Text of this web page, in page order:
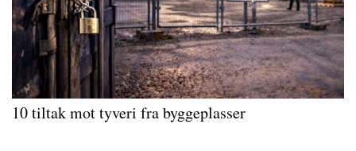
10 tiltak mot tyveri fra byggeplasser